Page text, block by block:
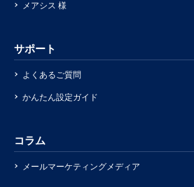
メアシス 様
サポート
よくあるご質問
かんたん設定ガイド
コラム
メールマーケティングメディア